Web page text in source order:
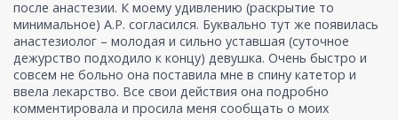
после анастезии. К моему удивлению (раскрытие то
минимальное) А.Р. согласился. Буквально тут же появилась
анастезиолог – молодая и сильно уставшая (суточное
дежурство подходило к концу) девушка. Очень быстро и
совсем не больно она поставила мне в спину катетор и
ввела лекарство. Все свои действия она подробно
комментировала и просила меня сообщать о моих